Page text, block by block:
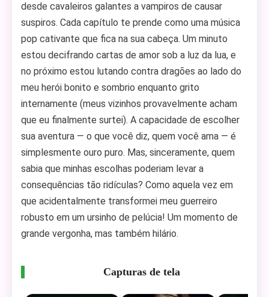
desde cavaleiros galantes a vampiros de causar
suspiros. Cada capítulo te prende como uma música
pop cativante que fica na sua cabeça. Um minuto
estou decifrando cartas de amor sob a luz da lua, e
no próximo estou lutando contra dragões ao lado do
meu herói bonito e sombrio enquanto grito
internamente (meus vizinhos provavelmente acham
que eu finalmente surtei). A capacidade de escolher
sua aventura — o que você diz, quem você ama — é
simplesmente ouro puro. Mas, sinceramente, quem
sabia que minhas escolhas poderiam levar a
consequências tão ridículas? Como aquela vez em
que acidentalmente transformei meu guerreiro
robusto em um ursinho de pelúcia! Um momento de
grande vergonha, mas também hilário.
Capturas de tela